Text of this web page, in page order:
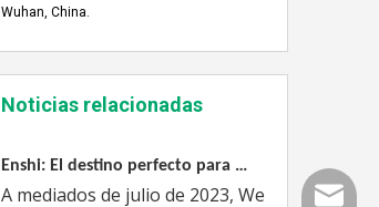
Wuhan, China.
Noticias relacionadas
A mediados de julio de 2023, Weyeah poder
Correo